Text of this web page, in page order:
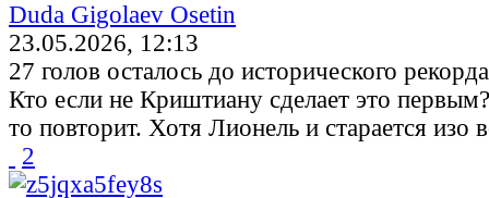
Duda Gigolaev Osetin
23.05.2026, 12:13
27 голов осталось до исторического
Кто если не Криштиану сделает это
то повторит. Хотя Лионель и старается изо
2